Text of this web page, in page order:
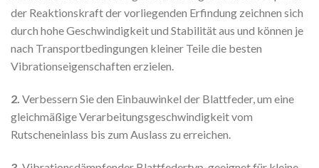
der Reaktionskraft der vorliegenden Erfindung zeichnen sich
durch hohe Geschwindigkeit und Stabilität aus und können je
nach Transportbedingungen kleiner Teile die besten
Vibrationseigenschaften erzielen.
2. Verbessern Sie den Einbauwinkel der Blattfeder, um eine
gleichmäßige Verarbeitungsgeschwindigkeit vom
Rutscheneinlass bis zum Auslass zu erreichen.